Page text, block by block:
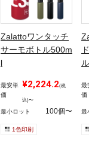
Zalattoワンタッチ
サーモボトル500m
l
最安単
価
¥2,224.2(税
込)〜
最小ロット 100個〜
1色印刷
ド
ル
最安
価
最小